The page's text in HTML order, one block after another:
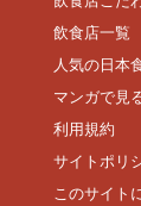
飲食店一覧
人気の日本
マンガで見
利用規約
サイトポリ
このサイト